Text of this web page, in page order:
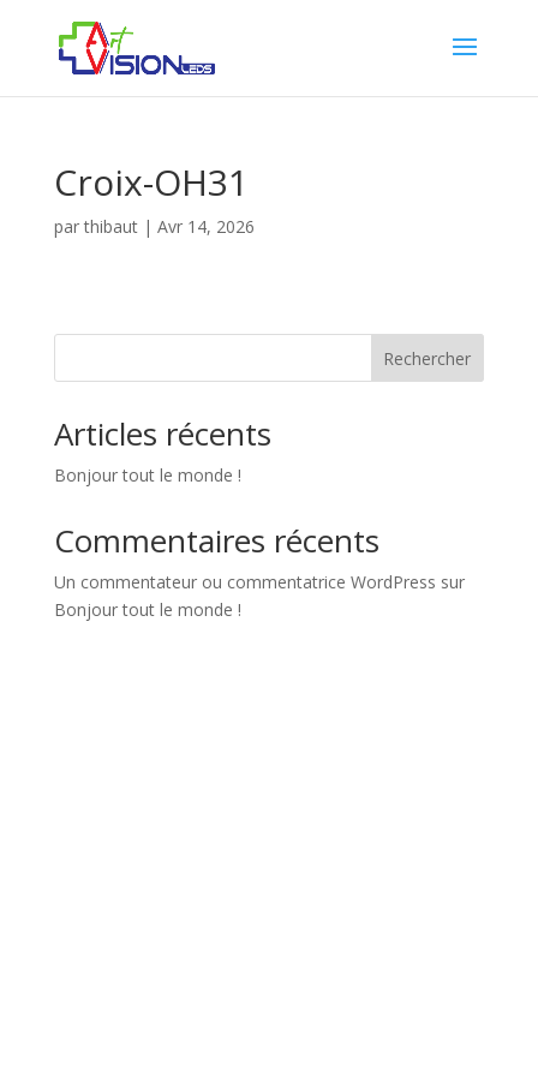
Croix-OH31
parthibaut| Avr 14, 2026
Rechercher
Articles récents
Bonjour tout le monde !
Commentaires récents
Un commentateur ou commentatrice WordPress sur
Bonjour tout le monde !